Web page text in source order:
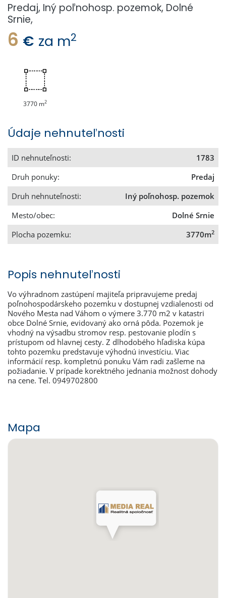
Predaj, Iný poľnohosp. pozemok, Dolné
Srnie,
6 € za m2
3770 m2
Údaje nehnuteľnosti
ID nehnuteľnosti:
1783
Druh ponuky:
Predaj
Druh nehnuteľnosti:
Iný poľnohosp. pozemok
Mesto/obec:
Dolné Srnie
Plocha pozemku:
3770m2
Popis nehnuteľnosti
Vo výhradnom zastúpení majiteľa pripravujeme predaj
poľnohospodárskeho pozemku v dostupnej vzdialenosti od
Nového Mesta nad Váhom o výmere 3.770 m2 v katastri
obce Dolné Srnie, evidovaný ako orná pôda. Pozemok je
vhodný na výsadbu stromov resp. pestovanie plodín s
prístupom od hlavnej cesty. Z dlhodobého hľadiska kúpa
tohto pozemku predstavuje výhodnú investíciu. Viac
informácií resp. kompletnú ponuku Vám radi zašleme na
požiadanie. V prípade korektného jednania možnost dohody
na cene. Tel. 0949702800
Mapa